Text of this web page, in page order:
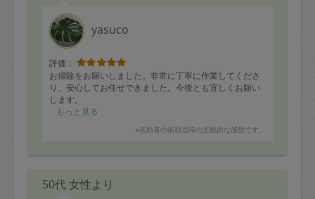
yasuco
評価：
お掃除をお願いしました。非常に丁寧に作業してくださ
り、安心してお任せできました。今後とも宜しくお願い
します。
もっと見る
※依頼者の依頼当時の主観的な感想です。
50代 女性より